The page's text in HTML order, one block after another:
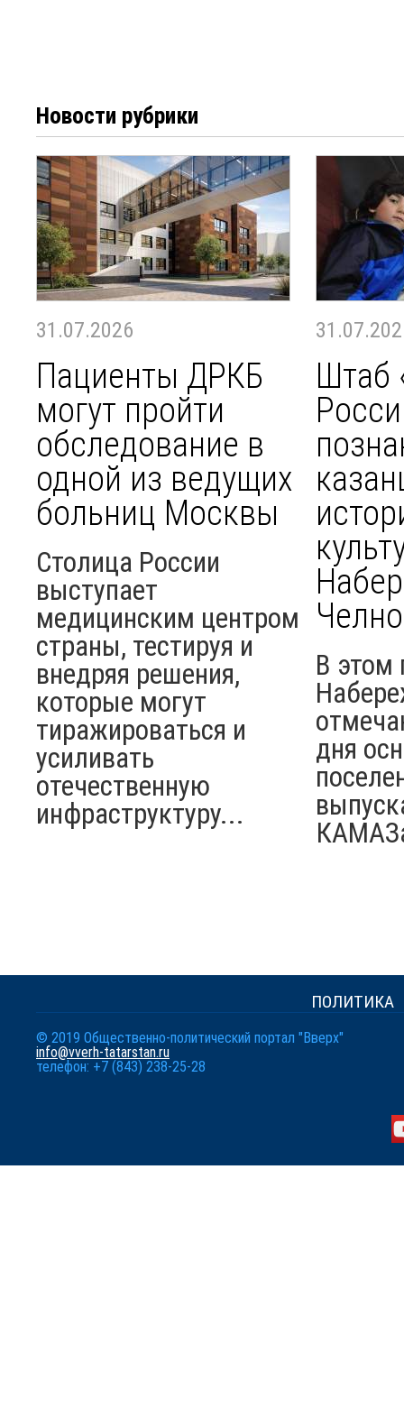
Новости рубрики
31.07.2026
Пациенты ДРКБ
могут пройти
обследование в
одной из ведущих
больниц Москвы
Столица России
выступает
медицинским центром
страны, тестируя и
внедряя решения,
которые могут
тиражироваться и
усиливать
отечественную
инфраструктуру...
Штаб
В этом
дня
ПОЛИТИКА
© 2019 Общественно-политический портал "Вверх"
info@vverh-tatarstan.ru
телефон: +7 (843) 238-25-28